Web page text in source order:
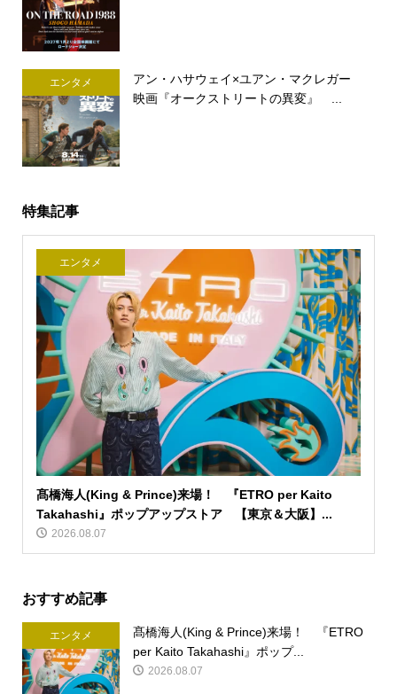
エンタメ
アン・ハサウェイ×ユアン・マクレガー
映画『オークストリートの異変』 ...
特集記事
エンタメ
髙橋海人(King & Prince)来場！ 『ETRO per Kaito
Takahashi』ポップアップストア 【東京＆大阪】...
2026.08.07
おすすめ記事
エンタメ
髙橋海人(King & Prince)来場！ 『ETRO
per Kaito Takahashi』ポップ...
2026.08.07